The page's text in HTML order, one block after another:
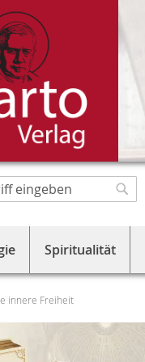
Direkt
zum
Spiritualität
innere Freiheit